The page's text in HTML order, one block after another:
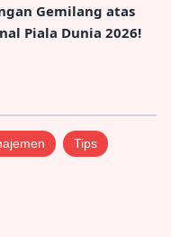
Gemilang atas
Piala Dunia 2026!
Tips